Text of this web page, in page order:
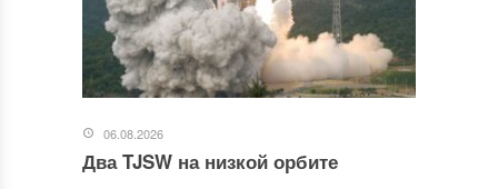
06.08.2026
Два TJSW на низкой орбите